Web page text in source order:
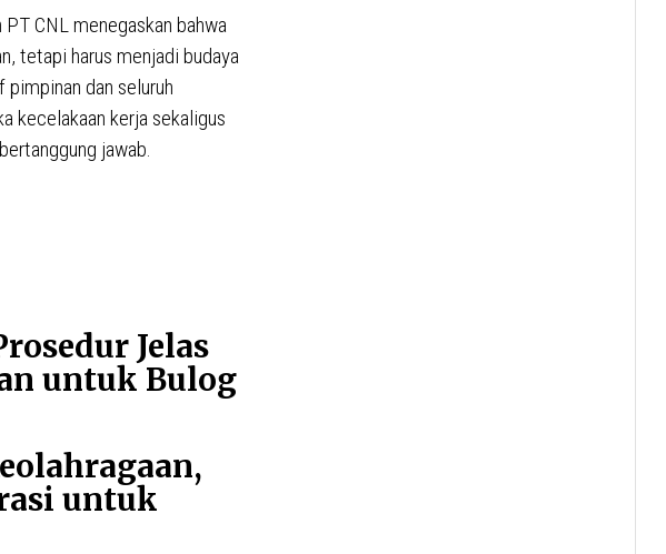
CNL menegaskan bahwa
tetapi harus menjadi budaya
dan seluruh
kecelakaan kerja sekaligus
jawab.
Jelas
untuk Bulog
untuk